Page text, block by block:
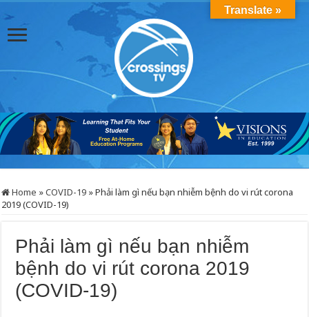
Home »COVID-19 »Phải làm gì nếu bạn nhiễm bệnh do vi rút corona
2019 (COVID-19)
Phải làm gì nếu bạn nhiễm
bệnh do vi rút corona 2019
(COVID-19)
Translate »